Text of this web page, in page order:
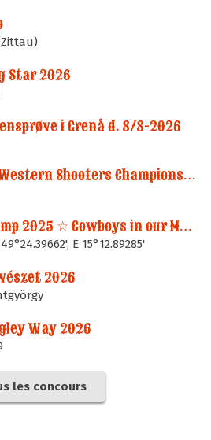
Star 2026
i Grenå d. 8/8-2026
Ybbs River Western Shooters Championship 2026 + LM
Tatanka Camp 2025 ☆ Cowboys in our Memories
E 15°12.89285'
2026
Way 2026
les concours